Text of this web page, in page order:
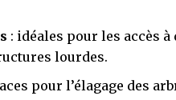
: idéales pour les accès
lourdes.
pour l’élagage des